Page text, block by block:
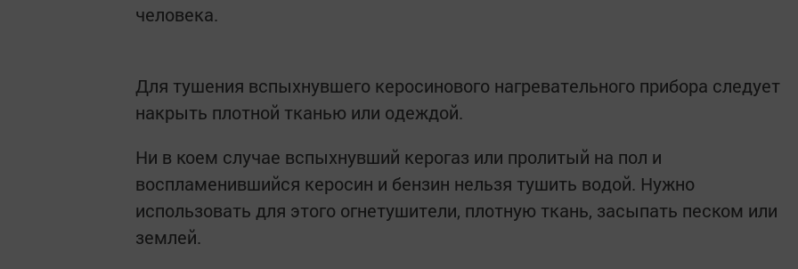
человека.
Для тушения вспыхнувшего керосинового нагревательного прибора следует
накрыть плотной тканью или одеждой.
Ни в коем случае вспыхнувший керогаз или пролитый на пол и
воспламенившийся керосин и бензин нельзя тушить водой. Нужно
использовать для этого огнетушители, плотную ткань, засыпать песком или
землей.